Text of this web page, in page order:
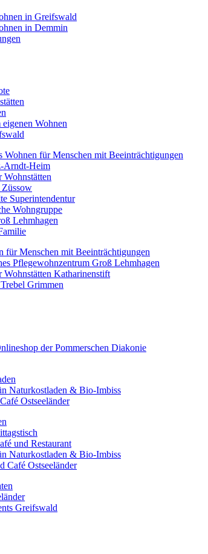
in Greifswald
in Demmin
Wohnen
Wohnen für Menschen mit Beeinträchtigungen
Arndt-Heim
Wohnstätten
Züssow
Superintendentur
Wohngruppe
Lehmhagen
für Menschen mit Beeinträchtigungen
Pflegewohnzentrum Groß Lehmhagen
Wohnstätten Katharinenstift
Grimmen
der Pommerschen Diakonie
Naturkostladen & Bio-Imbiss
Ostseeländer
und Restaurant
Naturkostladen & Bio-Imbiss
Café Ostseeländer
Greifswald